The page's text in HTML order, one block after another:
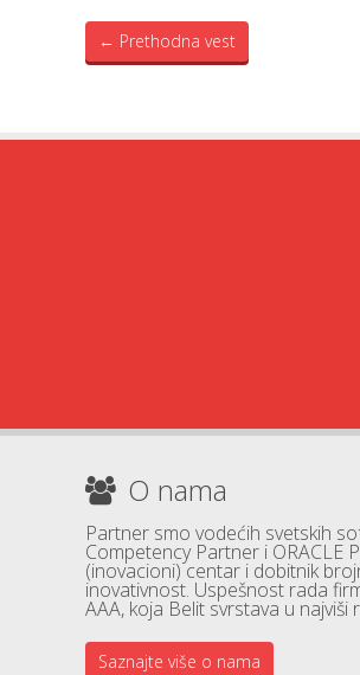
← Prethodna vest
O nama
Partner smo vodećih svetskih
Competency Partner i ORACLE
(inovacioni) centar i dobitnik
inovativnost. Uspešnost rada
AAA, koja Belit svrstava u
Saznajte više o nama